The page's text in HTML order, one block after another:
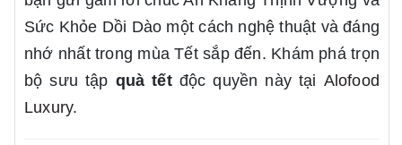
Sức Khỏe Dồi Dào một cách nghệ thuật và đáng
nhớ nhất trong mùa Tết sắp đến. Khám phá trọn
bộ sưu tập quà tếtđộc quyền này tại Alofood
Luxury.